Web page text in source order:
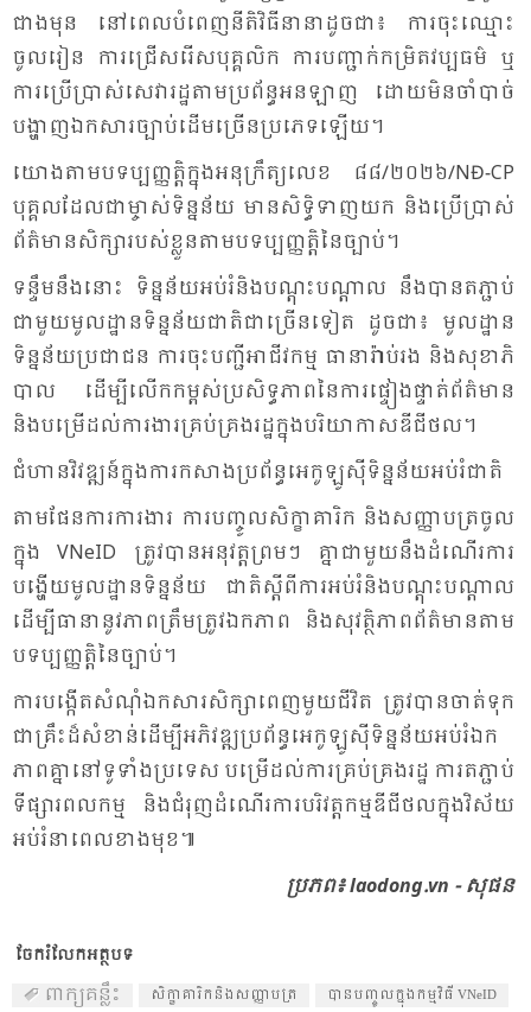
ជាង​មុន នៅ​ពេល​បំ​ពេញ​នីតិ​វិធី​នា​នា​ដូច​ជា​៖ ការ​ចុះ​ឈ្មោះ​
ចូល​រៀន ការ​ជ្រើស​រើស​បុគ្គ​លិក ការ​បញ្ជាក់​កម្រិត​វប្ប​ធម៌​ ឬ​
ការ​ប្រើ​ប្រាស់​សេ​វា​រដ្ឋ​តាម​ប្រ​ព័ន្ធ​អន​ឡាញ ដោយ​មិន​ចាំ​បាច់​
បង្ហាញ​ឯក​សារ​ច្បាប់​ដើម​ច្រើន​ប្រ​ភេទ​ឡើយ។
យោង​តាម​បទ​ប្បញ្ញត្តិ​ក្នុង​អនុ​ក្រឹត្យ​លេខ​ ៨៨/២០២៦​/NĐ-CP
បុគ្គល​ដែល​ជា​ម្ចាស់​ទិន្ន​ន័យ មាន​សិទ្ធិ​ទាញ​យក និង​ប្រើ​ប្រាស់​
ព័ត៌​មាន​សិក្សា​របស់​ខ្លួន​តាម​បទ​ប្បញ្ញត្តិ​នៃ​ច្បាប់។
ទន្ទឹម​នឹង​នោះ ទិន្ន​ន័យ​អប់​រំ​និង​បណ្តុះ​បណ្តាល នឹង​បាន​តភ្ជាប់​
ជា​មួយ​មូល​ដ្ឋាន​ទិន្ន​ន័យ​ជាតិ​ជា​ច្រើន​ទៀត ដូច​ជា៖ មូល​ដ្ឋាន​
ទិន្ន​ន័យ​ប្រ​ជា​ជន ការ​ចុះ​បញ្ជី​អា​ជីវ​កម្ម ធា​នា​រ៉ាប់​រង និង​សុខា​ភិ​
បាល​ ដើម្បី​លើក​កម្ពស់​ប្រ​សិទ្ធ​ភាព​នៃ​ការ​ផ្ទៀង​ផ្ទាត់​ព័ត៌​មាន
និង​បម្រើ​ដល់​ការ​ងារ​គ្រប់​គ្រង​រដ្ឋ​ក្នុង​បរិ​យា​កាស​ឌីជី​ថល។
ជំ​ហាន​វិវឌ្ឍន៍​ក្នុង​ការ​ក​សាង​ប្រ​ព័ន្ធ​អេ​កូ​ឡូ​ស៊ី​ទិន្ន​ន័យ​អប់​រំ​ជាតិ​
តាម​ផែន​ការ​ការ​ងារ ការ​បញ្ចូល​សិក្ខា​គា​រិក និង​សញ្ញា​បត្រ​ចូល​
ក្នុង VNeID ត្រូវ​បាន​អនុ​វត្ត​ព្រមៗ គ្នា​ជា​មួយ​នឹង​ដំ​ណើរ​ការ​
បង្ហើយ​មូល​ដ្ឋាន​ទិន្ន​ន័យ​ ជាតិ​ស្តី​ពី​ការ​អប់​រំ​និង​បណ្តុះ​បណ្តាល
ដើម្បី​ធា​នា​នូវ​ភាព​ត្រឹម​ត្រូវ​ឯក​ភាព និង​សុវត្ថិ​ភាព​ព័ត៌​មាន​តាម​
បទ​ប្បញ្ញត្តិ​នៃ​ច្បាប់។
ការ​បង្កើត​សំ​ណុំ​ឯក​សារ​សិក្សា​ពេញ​មួយ​ជី​វិត ត្រូវ​បាន​ចាត់​ទុក​
ជា​គ្រឹះ​ដ៏​សំ​ខាន់​ដើម្បី​អភិ​វឌ្ឍ​ប្រ​ព័ន្ធ​អេ​កូឡូ​ស៊ី​ទិន្ន​ន័យ​អប់រំ​ឯក​
ភាព​គ្នា​នៅ​ទូ​ទាំង​ប្រ​ទេស បម្រើ​ដល់​ការ​គ្រប់​គ្រង​រដ្ឋ ការ​ត​ភ្ជាប់​
ទី​ផ្សារ​ពល​កម្ម និង​ជំ​រុញ​ដំ​ណើរ​ការ​បរិវត្ត​កម្ម​ឌីជី​ថល​ក្នុង​វិស័យ​
អប់​រំ​នា​ពេល​ខាង​មុខ៕
ប្រ​ភព៖ laodong.vn - សុផន
ចែករំលែកអត្ថបទ
ពាក្យគន្លឹះ សិក្ខា​គា​រិក​និង​សញ្ញា​បត្រ
​បាន​បញ្ចូល​ក្នុង​កម្ម​វិធី VNeID